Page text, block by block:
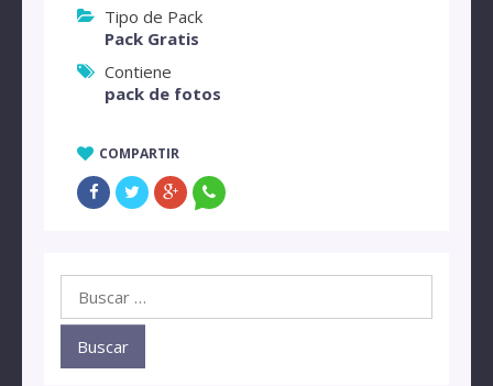
Tipo de Pack
Pack Gratis
Contiene
pack de fotos
COMPARTIR